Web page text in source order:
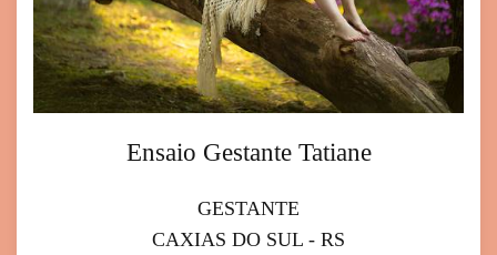
Ensaio Gestante Tatiane
GESTANTE
CAXIAS DO SUL - RS